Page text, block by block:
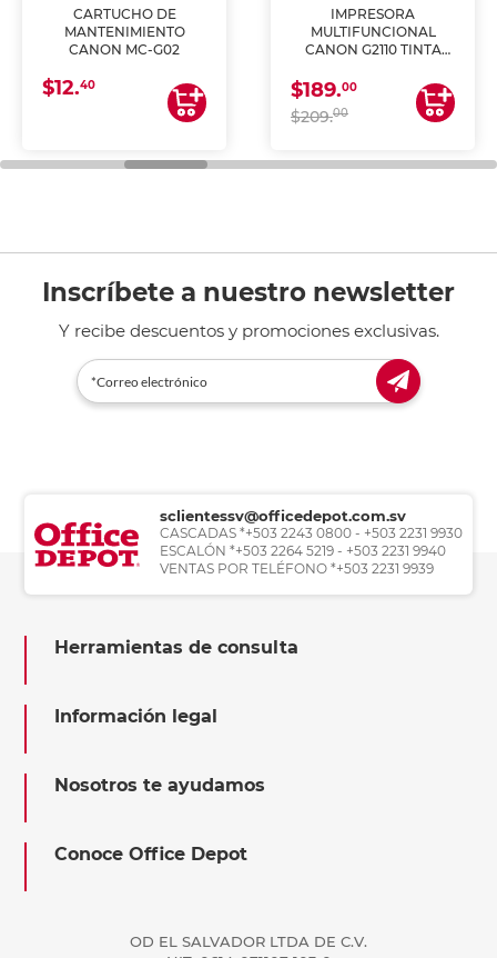
CARTUCHO DE
MANTENIMIENTO
CANON MC-G02
$12.40
IMPRESORA
MULTIFUNCIONAL
CANON G2110 TINTA
$189.00
$209.00
Inscríbete a nuestro newsletter
Y recibe descuentos y promociones exclusivas.
sclientessv@officedepot.com.sv
CASCADAS *+503 2243 0800 - +503 2231 9930
ESCALÓN *+503 2264 5219 - +503 2231 9940
VENTAS POR TELÉFONO *+503 2231 9939
Herramientas de consulta
Información legal
Nosotros te ayudamos
Conoce Office Depot
OD EL SALVADOR LTDA DE C.V.